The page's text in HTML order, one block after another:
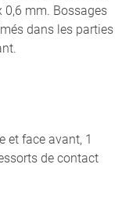
0,6 mm. Bossages
dans les parties
et face avant, 1
de contact